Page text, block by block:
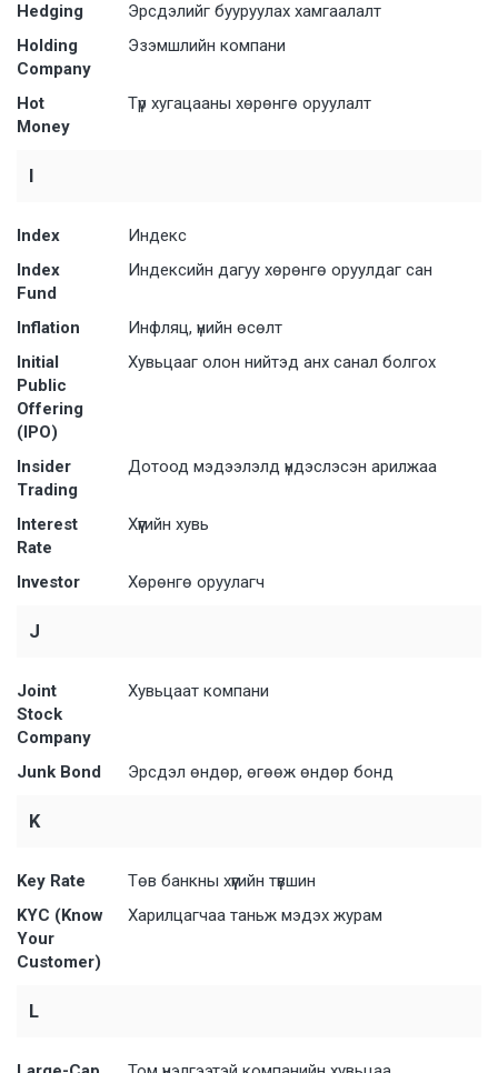
Hedging
Эрсдэлийг бууруулах хамгаалалт
Holding
Company
Эзэмшлийн компани
Hot
Money
Түр хугацааны хөрөнгө оруулалт
I
Index
Индекс
Index
Fund
Индексийн дагуу хөрөнгө оруулдаг сан
Inflation
Инфляц, үнийн өсөлт
Initial
Public
Offering
(IPO)
Хувьцааг олон нийтэд анх санал болгох
Insider
Trading
Дотоод мэдээлэлд үндэслэсэн арилжаа
Interest
Rate
Хүүгийн хувь
Investor Хөрөнгө оруулагч
J
Joint
Stock
Company
Хувьцаат компани
Junk Bond Эрсдэл өндөр, өгөөж өндөр бонд
K
Key Rate
Төв банкны хүүгийн түвшин
KYC (Know
Your
Customer)
Харилцагчаа таньж мэдэх журам
L